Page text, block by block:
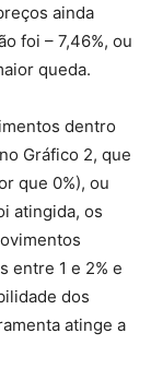
ainda
foi – 7,46%, ou
queda.
dentro
Gráfico 2, que
que 0%), ou
atingida, os
entre 1 e 2% e
dos
atinge a